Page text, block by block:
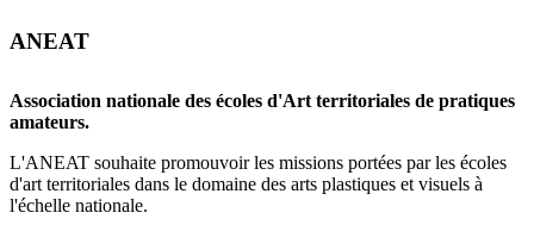
ANEAT
Association nationale des écoles d'Art territoriales de pratiques
amateurs.
L'ANEAT souhaite promouvoir les missions portées par les écoles
d'art territoriales dans le domaine des arts plastiques et visuels à
l'échelle nationale.